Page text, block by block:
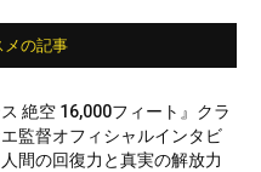
メの記事
ス 絶空 16,000フィート』クラ
監督オフィシャルインタビ
間の回復力と真実の解放力